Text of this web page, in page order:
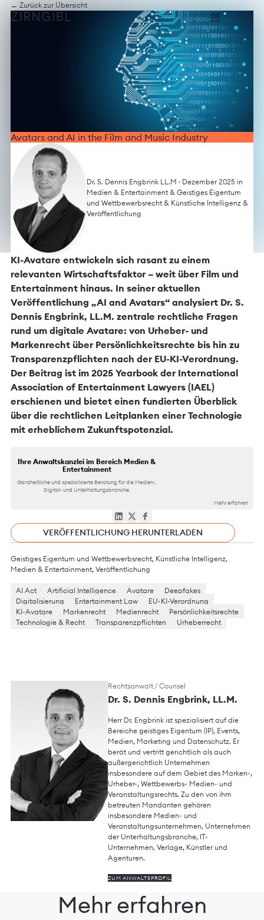
Zum
Inhalt
Diese
Website
technisch
umgesetzt
durchdachtes
Design,
moderne
Webtechnologien
barrierefreien
Zugang.
DE
← Zurück zur Übersicht
Avatars and AI in the Film and Music Industry
Dr. S. Dennis Engbrink LL.M · Dezember 2025 in
Medien & Entertainment&Geistiges Eigentum
und Wettbewerbsrecht& Künstliche Intelligenz&
Veröffentlichung
KI-Avatare entwickeln sich rasant zu einem
relevanten Wirtschaftsfaktor – weit über Film und
Entertainment hinaus. In seiner aktuellen
Veröffentlichung „AI and Avatars“ analysiert Dr. S.
Dennis Engbrink, LL.M. zentrale rechtliche Fragen
rund um digitale Avatare: von Urheber- und
Markenrecht über Persönlichkeitsrechte bis hin zu
Transparenzpflichten nach der EU-KI-Verordnung.
Der Beitrag ist im 2025 Yearbook der International
Association of Entertainment Lawyers (IAEL)
erschienen und bietet einen fundierten Überblick
über die rechtlichen Leitplanken einer Technologie
mit erheblichem Zukunftspotenzial.
Ihre Anwaltskanzlei im Bereich Medien &
Entertainment
Ganzheitliche und spezialisierte Beratung für die Medien-,
Digital- und Unterhaltungsbranche.
Mehr erfahren
VERÖFFENTLICHUNG HERUNTERLADEN
Geistiges Eigentum und Wettbewerbsrecht, Künstliche Intelligenz,
Medien & Entertainment, Veröffentlichung
AI Act Artificial Intelligence Avatare
Deepfakes
Digitalisierung
Entertainment Law
EU-KI-Verordnung
KI-Avatare
Markenrecht Medienrecht
Persönlichkeitsrechte
Technologie & Recht
Transparenzpflichten Urheberrecht
Rechtsanwalt / Counsel
Dr. S. Dennis Engbrink, LL.M.
Herr Dr. Engbrink ist spezialisiert auf die
Bereiche geistiges Eigentum (IP), Events,
Medien, Marketing und Datenschutz. Er
berät und vertritt gerichtlich als auch
außergerichtlich Unternehmen
insbesondere auf dem Gebiet des Marken-,
Urheber-, Wettbewerbs- Medien- und
Veranstaltungsrechts. Zu den von ihm
betreuten Mandanten gehören
insbesondere Medien- und
Veranstaltungsunternehmen, Unternehmen
der Unterhaltungsbranche, IT-
Unternehmen, Verlage, Künstler und
Agenturen.
ZUM ANWALTSPROFIL
Mehr erfahren